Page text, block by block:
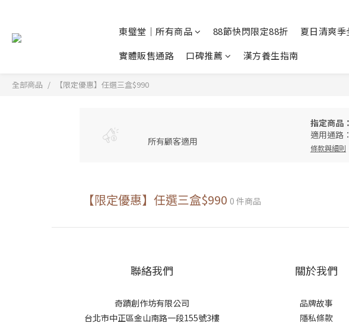
東璧堂｜所有商品 88節快閃限定88折 夏日清爽
實體販售通路
口碑推薦 漢方養生指南
全部商品 【限定優惠】任選三盒$990
所有顧客適用
指定商品
適用通路：
條款與細則
【限定優惠】任選三盒$990 0 件商品
聯絡我們
奇蹟創作坊有限公司
台北市中正區金山南路一段155號3樓
關於我們
品牌故事
隱私條款